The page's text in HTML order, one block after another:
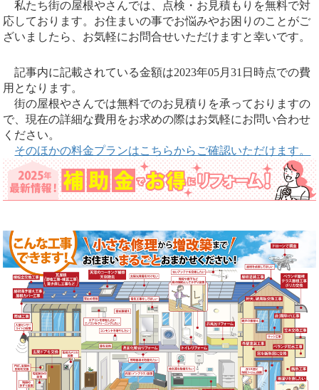
私たち街の屋根やさんでは、点検・お見積もりを無料で対
応しております。お住まいの事でお悩みやお困りのことがご
ざいましたら、お気軽にお問合せいただけますと幸いです。
記事内に記載されている金額は2023年05月31日時点での費
用となります。
街の屋根やさんでは無料でのお見積りを承っておりますの
で、現在の詳細な費用をお求めの際はお気軽にお問い合わせ
ください。
そのほかの料金プランはこちらからご確認いただけます。